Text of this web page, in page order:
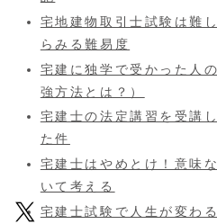
宅地建物取引士試験は難
らみる難易度
宅建に独学で受かった人
強方法とは？）
宅建士の法定講習を受講
た件
宅建士はやめとけ！意味
いて考える
宅建士試験で人生が変わ